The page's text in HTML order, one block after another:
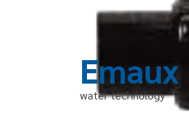
Emaux
water technology